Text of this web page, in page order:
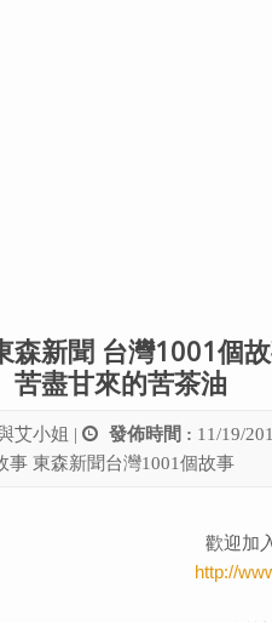
新聞 台灣1001個
苦盡甘來的苦茶油
艾小姐 | 發佈時間 : 11/19/
事 東森新聞台灣1001個故事
歡迎加
http://